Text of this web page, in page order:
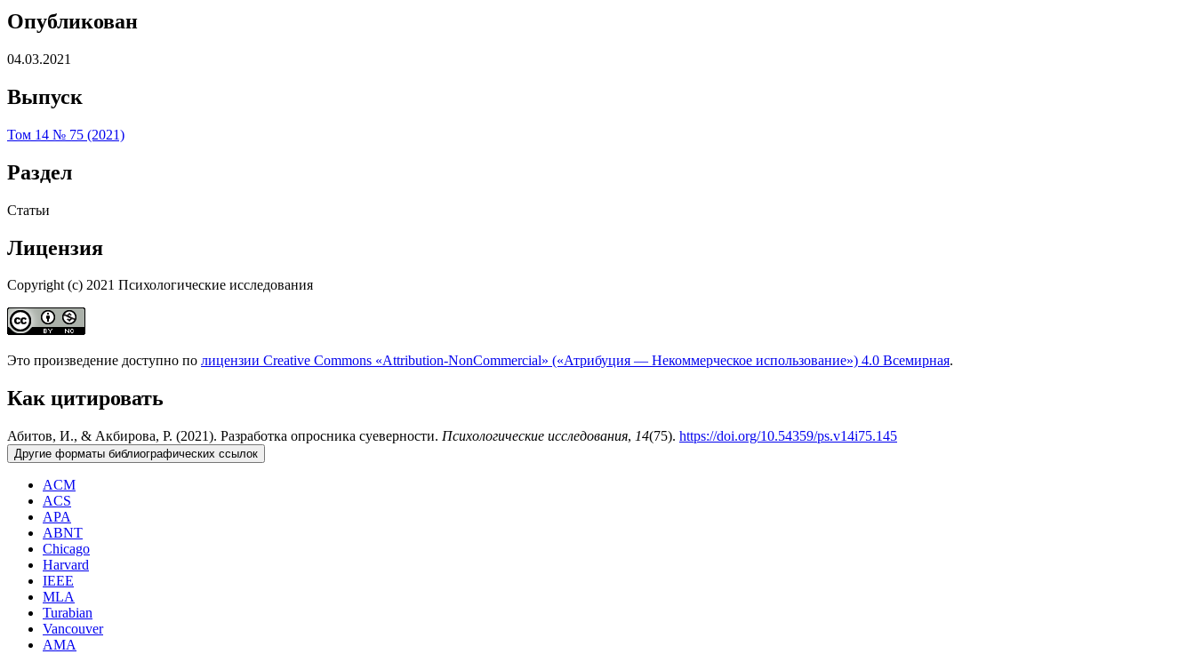
Опубликован
04.03.2021
Выпуск
Том 14 № 75 (2021)
Раздел
Статьи
Лицензия
Copyright (c) 2021 Психологические исследования
Это произведение доступно по лицензии Creative Commons «Attribution-NonCommercial» («Атрибуция — Некоммерческое использование») 4.0 Всемирная.
Как цитировать
Абитов, И., & Акбирова, Р. (2021). Разработка опросника суеверности. Психологические исследования, 14(75). https://doi.org/10.54359/ps.v14i75.145
Другие форматы библиографических ссылок
ACM
ACS
APA
ABNT
Chicago
Harvard
IEEE
MLA
Turabian
Vancouver
AMA